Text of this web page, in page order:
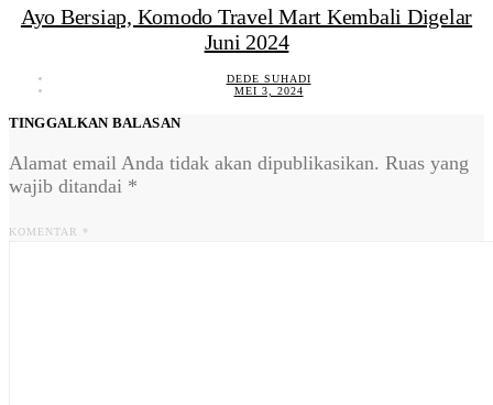
Ayo Bersiap, Komodo Travel Mart Kembali Digelar
Juni 2024
DEDE SUHADI
MEI 3, 2024
TINGGALKAN BALASAN
Alamat email Anda tidak akan dipublikasikan. Ruas yang
wajib ditandai *
KOMENTAR *